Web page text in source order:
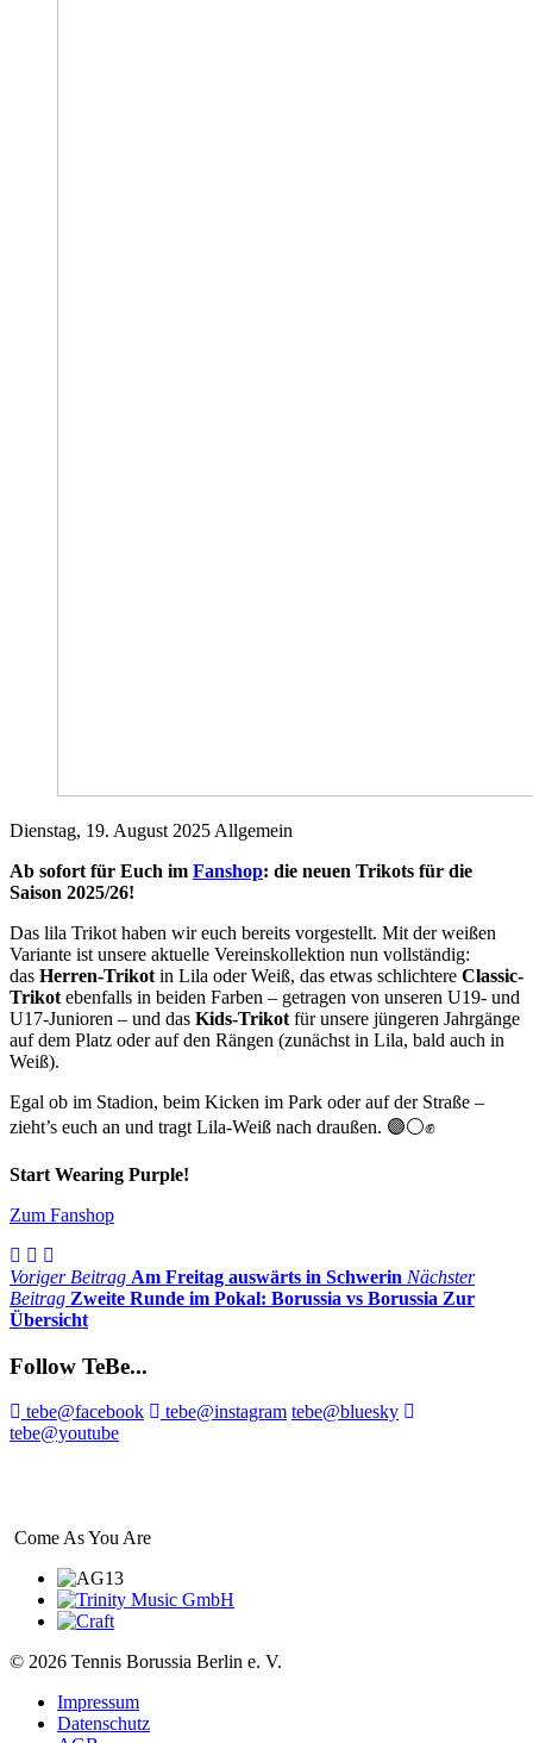
Dienstag, 19. August 2025 Allgemein
Ab sofort für Euch im Fanshop: die neuen Trikots für die
Saison 2025/26!
Das lila Trikot haben wir euch bereits vorgestellt. Mit der weißen
Variante ist unsere aktuelle Vereinskollektion nun vollständig:
das Herren-Trikot in Lila oder Weiß, das etwas schlichtere Classic-
Trikot ebenfalls in beiden Farben – getragen von unseren U19- und
U17-Junioren – und das Kids-Trikot für unsere jüngeren Jahrgänge
auf dem Platz oder auf den Rängen (zunächst in Lila, bald auch in
Weiß).
Egal ob im Stadion, beim Kicken im Park oder auf der Straße –
zieht’s euch an und tragt Lila-Weiß nach draußen. 🟣⚪️✊
Start Wearing Purple!
Zum Fanshop
Voriger Beitrag Am Freitag auswärts in Schwerin Nächster
Beitrag Zweite Runde im Pokal: Borussia vs Borussia Zur
Übersicht
Follow TeBe...
tebe@facebook tebe@instagram tebe@bluesky
tebe@youtube
Come AsYou Are
© 2026 Tennis Borussia Berlin e. V.
Impressum
Datenschutz